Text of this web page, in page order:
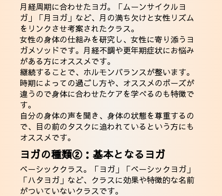
月経周期に合わせたヨガ。「ムーンサイクルヨ
ガ」「月ヨガ」など、月の満ち欠けと女性リズム
をリンクさせ考案されたクラス。
女性の身体の仕組みを研究し、女性に寄り添うヨ
ガメソッドです。月経不調や更年期症状にお悩み
がある方にオススメです。
継続することで、ホルモンバランスが整います。
時期によっての過ごし方や、オススメのポーズが
違うので身体に合わせたケアを学べるのも特徴で
す。
自分の身体の声を聞き、身体の状態を尊重するの
で、目の前のタスクに追われているという方にも
オススメです。
ヨガの種類②：基本となるヨガ
ベーシッククラス。「ヨガ」「ベーシックヨガ」
「ハタヨガ」など、クラスに効果や特徴的な名前
がついていないクラスです。